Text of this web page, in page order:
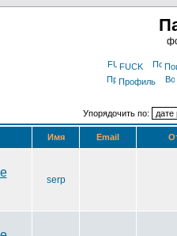
FUCK
Профиль
Упорядочить по:
Имя Email
serp